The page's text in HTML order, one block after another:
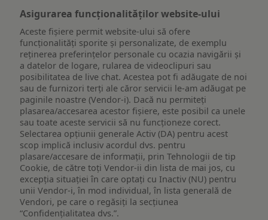
Asigurarea funcționalităților website-ului
Aceste fișiere permit website-ului să ofere
funcționalități sporite și personalizate, de exemplu
reţinerea preferinţelor personale cu ocazia navigării și
a datelor de logare, rularea de videoclipuri sau
posibilitatea de live chat. Acestea pot fi adăugate de noi
sau de furnizori terți ale căror servicii le-am adăugat pe
paginile noastre (Vendor-i). Dacă nu permiteți
plasarea/accesarea acestor fișiere, este posibil ca unele
sau toate aceste servicii să nu funcționeze corect.
Selectarea opțiunii generale Activ (DA) pentru acest
scop implică inclusiv acordul dvs. pentru
plasare/accesare de informații, prin Tehnologii de tip
Cookie, de către toți Vendor-ii din lista de mai jos, cu
excepția situației în care optați cu Inactiv (NU) pentru
unii Vendor-i, în mod individual, în lista generală de
Vendori, pe care o regăsiți la secțiunea
“Confidențialitatea dvs.”.